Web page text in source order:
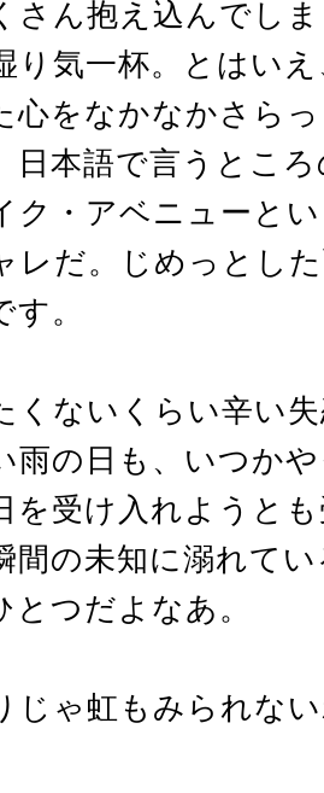
さん抱え込んでし
り気一杯。とはい
心をなかなかさら
日本語で言うとこ
ク・アベニューと
レだ。じめっとし
。
くないくらい辛い
雨の日も、いつか
を受け入れようと
間の未知に溺れて
つだよなあ。
じゃ虹もみられな